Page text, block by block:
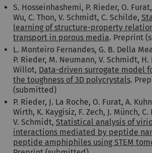
S. Hosseinhashemi, P. Rieder, O.
Wu, C. Thon, V. Schmidt, C. Schilde,
learning of structure-property
transport in porous media. Preprint
L. Monteiro Fernandes, G. B. Della
P. Rieder, M. Neumann, V. Schmidt, H.
Willot, Data-driven surrogate model
the toughness of 3D polycrystals.
(submitted)
P. Rieder, J. La Roche, O. Furat, A.
Wirth, K. Kaygisiz, F. Zech, J. Münch, C.
V. Schmidt, Statistical analysis of
interactions mediated by peptide
peptide amphiphiles using STEM